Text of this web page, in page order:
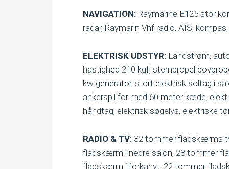
NAVIGATION: Raymarine E125 stor
radar, Raymarin Vhf radio, AIS,
ELEKTRISK UDSTYR: Landstrøm,
hastighed 210 kgf, sternpropel
kw generator, stort elektrisk soltag i
ankerspil for med 60 meter kæde,
håndtag, elektrisk søgelys, elektriske
RADIO & TV: 32 tommer fladskærms
fladskærm i nedre salon, 28 tommer
fladskærm i forkahyt, 22 tommer